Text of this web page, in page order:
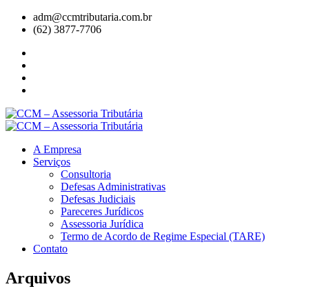
adm@ccmtributaria.com.br
(62) 3877-7706
A Empresa
Serviços
Consultoria
Defesas Administrativas
Defesas Judiciais
Pareceres Jurídicos
Assessoria Jurídica
Termo de Acordo de Regime Especial (TARE)
Contato
Arquivos